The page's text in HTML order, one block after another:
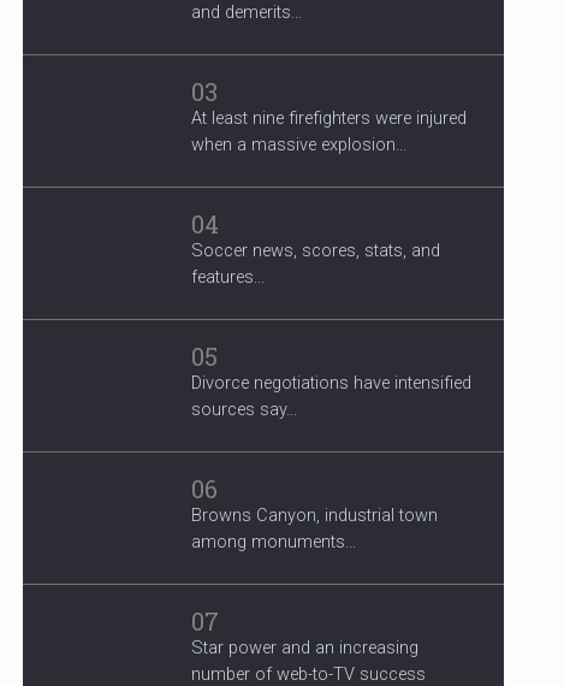
and demerits...
03
At least nine firefighters were injured
when a massive explosion...
04
Soccer news, scores, stats, and
features...
05
Divorce negotiations have intensified
sources say...
06
Browns Canyon, industrial town
among monuments...
07
Star power and an increasing
number of web-to-TV success